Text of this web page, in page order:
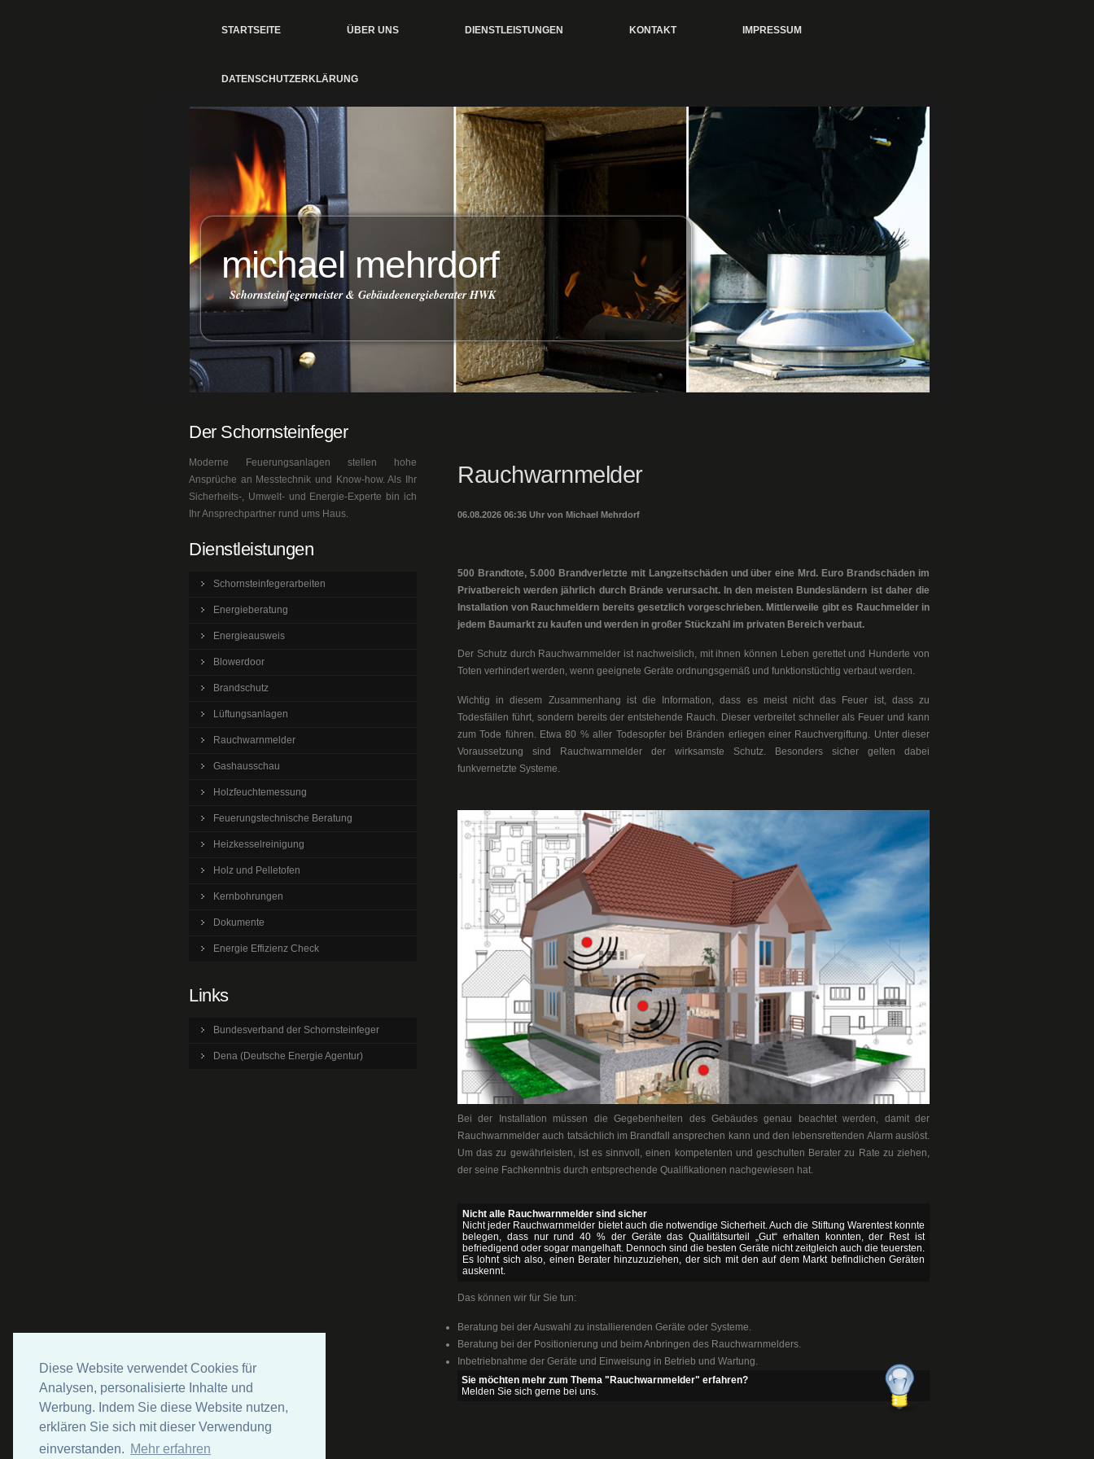
Diese Website verwendet Cookies für
Analysen, personalisierte Inhalte und
Werbung. Indem Sie diese Website nutzen,
erklären Sie sich mit dieser Verwendung
einverstanden. Mehr erfahren
STARTSEITE ÜBER UNS DIENSTLEISTUNGEN KONTAKT IMPRESSUM
DATENSCHUTZERKLÄRUNG
michael mehrdorf
Schornsteinfegermeister & Gebäudeenergieberater HWK
Rauchwarnmelder
06.08.2026 06:36 Uhr von Michael Mehrdorf
500 Brandtote, 5.000 Brandverletzte mit Langzeitschäden und über eine Mrd. Euro Brandschäden im
Privatbereich werden jährlich durch Brände verursacht. In den meisten Bundesländern ist daher die
Installation von Rauchmeldern bereits gesetzlich vorgeschrieben. Mittlerweile gibt es Rauchmelder in
jedem Baumarkt zu kaufen und werden in großer Stückzahl im privaten Bereich verbaut.
Der Schutz durch Rauchwarnmelder ist nachweislich, mit ihnen können Leben gerettet und Hunderte von
Toten verhindert werden, wenn geeignete Geräte ordnungsgemäß und funktionstüchtig verbaut werden.
Wichtig in diesem Zusammenhang ist die Information, dass es meist nicht das Feuer ist, dass zu
Todesfällen führt, sondern bereits der entstehende Rauch. Dieser verbreitet schneller als Feuer und kann
zum Tode führen. Etwa 80 % aller Todesopfer bei Bränden erliegen einer Rauchvergiftung. Unter dieser
Voraussetzung sind Rauchwarnmelder der wirksamste Schutz. Besonders sicher gelten dabei
funkvernetzte Systeme.
Bei der Installation müssen die Gegebenheiten des Gebäudes genau beachtet werden, damit der
Rauchwarnmelder auch tatsächlich im Brandfall ansprechen kann und den lebensrettenden Alarm auslöst.
Um das zu gewährleisten, ist es sinnvoll, einen kompetenten und geschulten Berater zu Rate zu ziehen,
der seine Fachkenntnis durch entsprechende Qualifikationen nachgewiesen hat.
Nicht alle Rauchwarnmelder sind sicher
Nicht jeder Rauchwarnmelder bietet auch die notwendige Sicherheit. Auch die Stiftung Warentest konnte
belegen, dass nur rund 40 % der Geräte das Qualitätsurteil „Gut“ erhalten konnten, der Rest ist
befriedigend oder sogar mangelhaft. Dennoch sind die besten Geräte nicht zeitgleich auch die teuersten.
Es lohnt sich also, einen Berater hinzuzuziehen, der sich mit den auf dem Markt befindlichen Geräten
auskennt.
Das können wir für Sie tun:
Beratung bei der Auswahl zu installierenden Geräte oder Systeme.
Beratung bei der Positionierung und beim Anbringen des Rauchwarnmelders.
Inbetriebnahme der Geräte und Einweisung in Betrieb und Wartung.
Sie möchten mehr zum Thema "Rauchwarnmelder" erfahren?
Melden Sie sich gerne bei uns.
Der Schornsteinfeger
Moderne Feuerungsanlagen stellen hohe
Ansprüche an Messtechnik und Know-how. Als Ihr
Sicherheits-, Umwelt- und Energie-Experte bin ich
Ihr Ansprechpartner rund ums Haus.
Dienstleistungen
Schornsteinfegerarbeiten
Energieberatung
Energieausweis
Blowerdoor
Brandschutz
Lüftungsanlagen
Rauchwarnmelder
Gashausschau
Holzfeuchtemessung
Feuerungstechnische Beratung
Heizkesselreinigung
Holz und Pelletofen
Kernbohrungen
Dokumente
Energie Effizienz Check
Links
Bundesverband der Schornsteinfeger
Dena (Deutsche Energie Agentur)